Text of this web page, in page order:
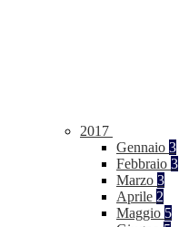
2017
Gennaio 3
Febbraio 3
Marzo 3
Aprile 2
Maggio 5